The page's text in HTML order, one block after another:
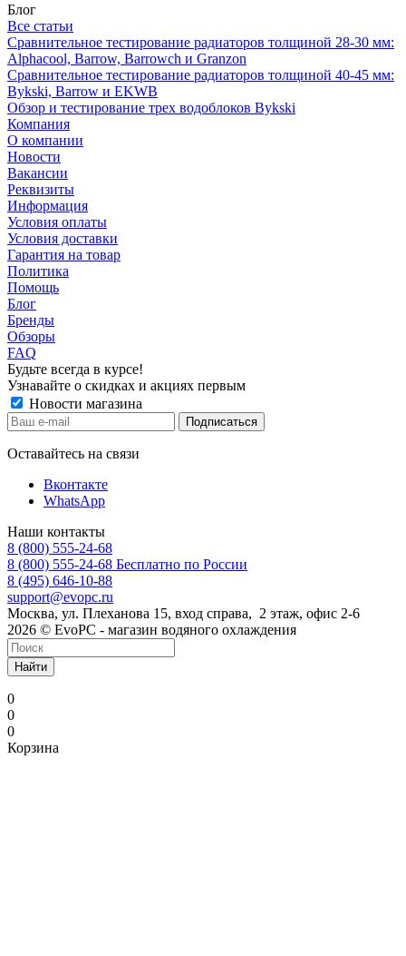
Блог
Все статьи
Сравнительное тестирование радиаторов толщиной 28-30 мм:
Alphacool, Barrow, Barrowch и Granzon
Сравнительное тестирование радиаторов толщиной 40-45 мм:
Bykski, Barrow и EKWB
Обзор и тестирование трех водоблоков Bykski
Компания
О компании
Новости
Вакансии
Реквизиты
Информация
Условия оплаты
Условия доставки
Гарантия на товар
Политика
Помощь
Блог
Бренды
Обзоры
FAQ
Будьте всегда в курсе!
Узнавайте о скидках и акциях первым
Новости магазина
Оставайтесь на связи
Вконтакте
WhatsApp
Наши контакты
8 (800) 555-24-68
8 (800) 555-24-68 Бесплатно по России
8 (495) 646-10-88
support@evopc.ru
Москва, ул. Плеханова 15, вход справа, 2 этаж, офис 2-6
2026 © EvoPC - магазин водяного охлаждения
Найти
0
0
0
Корзина